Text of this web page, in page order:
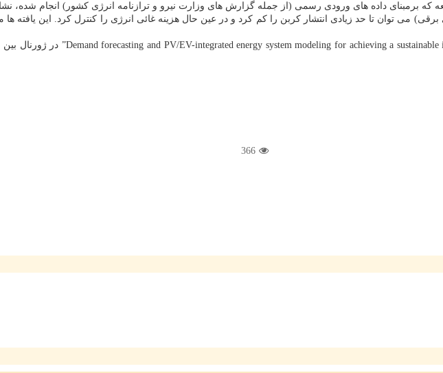
برمبنای داده های ورودی رسمی (از جمله گزارش های وزارت نیرو و ترازنامه انرژی کشور) انجام شده، نشان
می توان تا حد زیادی انتشار کربن را کم کرد و در عین حال هزینه غائی انرژی را کنترل کرد. این یافته ها
366